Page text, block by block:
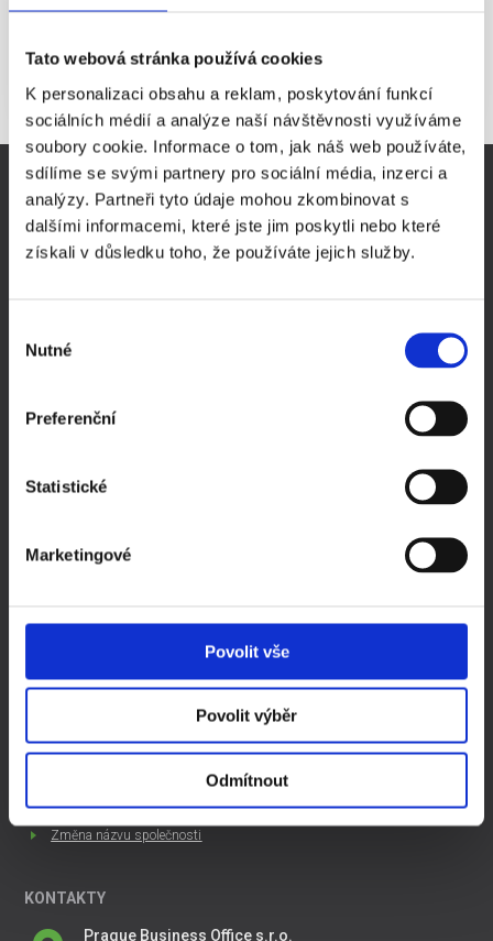
Tato webová stránka používá cookies
K personalizaci obsahu a reklam, poskytování funkcí
sociálních médií a analýze naší návštěvnosti využíváme
soubory cookie. Informace o tom, jak náš web používáte,
sdílíme se svými partnery pro sociální média, inzerci a
analýzy. Partneři tyto údaje mohou zkombinovat s
dalšími informacemi, které jste jim poskytli nebo které
získali v důsledku toho, že používáte jejich služby.
souhlasu
Nutné
Preferenční
Statistické
Marketingové
Povolit vše
Povolit výběr
Odmítnout
zprostředkovatelskou činnost pro stavební spořitelny. Tyto subjekty
DŮLEŽITÉ STRÁNKY
Virtuální sídlo firmy
Sídlo firmy Praha
Společnost na klíč
Založení a.s.
Ochrana a zpracování osobních údajů
ZAJÍMAVÉ ČLÁNKY
Jak začít podnikat
Založení s.r.o. v roce 2016
Daňový kalendář 2016 ke stažení
Pořiďte si ready made společnost levně
Změna sídla společnosti
Změna názvu společnosti
KONTAKTY
Prague Business Office s.r.o.